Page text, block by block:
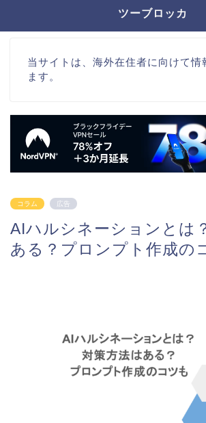
ツーブロッカ
当サイトは、海外在住者に向けて情
ます。
コラム 広告
AIハルシネーションとは
ある？プロンプト作成の